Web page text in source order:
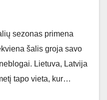
sezonas primena
šalis groja savo
Lietuva, Latvija
tapo vieta, kur…